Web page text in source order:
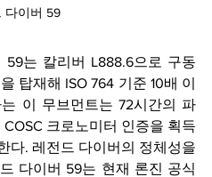
다이버 59
는 칼리버 L888.6으로 구동
탑재해 ISO 764 기준 10배 이
이 무브먼트는 72시간의 파
크로노미터 인증을 획득
다. 레전드 다이버의 정체성을
다이버 59는 현재 론진 공식